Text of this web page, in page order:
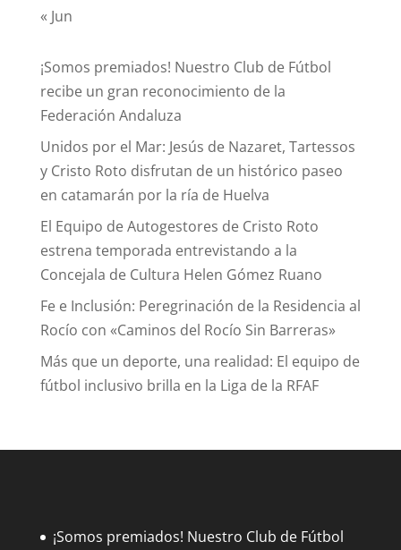
« Jun
¡Somos premiados! Nuestro Club de Fútbol
recibe un gran reconocimiento de la
Federación Andaluza
Unidos por el Mar: Jesús de Nazaret, Tartessos
y Cristo Roto disfrutan de un histórico paseo
en catamarán por la ría de Huelva
El Equipo de Autogestores de Cristo Roto
estrena temporada entrevistando a la
Concejala de Cultura Helen Gómez Ruano
Fe e Inclusión: Peregrinación de la Residencia al
Rocío con «Caminos del Rocío Sin Barreras»
Más que un deporte, una realidad: El equipo de
fútbol inclusivo brilla en la Liga de la RFAF
¡Somos premiados! Nuestro Club de Fútbol